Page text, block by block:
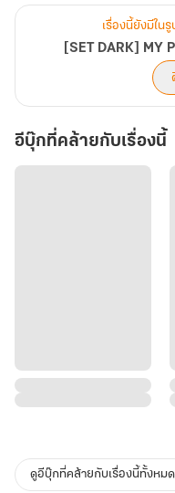
เรื่องนี้ยังมีใน
[SET DARK] MY
อีบุ๊กที่คล้ายกับเรื่องนี้
ดูอีบุ๊กที่คล้ายกับเรื่องนี้ทั้งหมด